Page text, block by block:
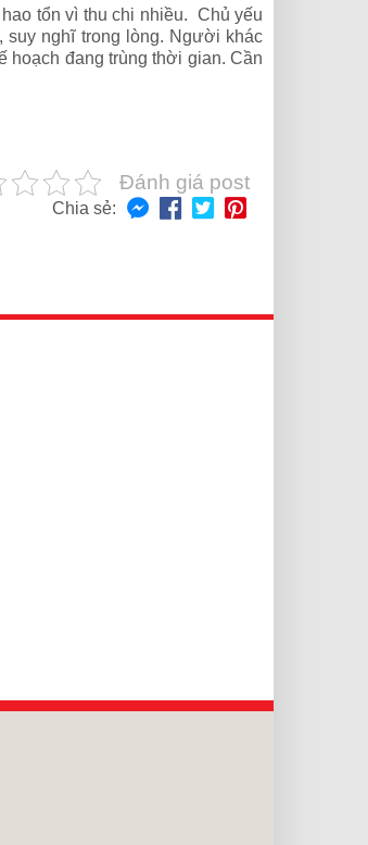
tổn vì thu chi nhiều. Chủ yếu
suy nghĩ trong lòng. Người khác
hoạch đang trùng thời gian. Cần
Đánh giá post
Chia sẻ: